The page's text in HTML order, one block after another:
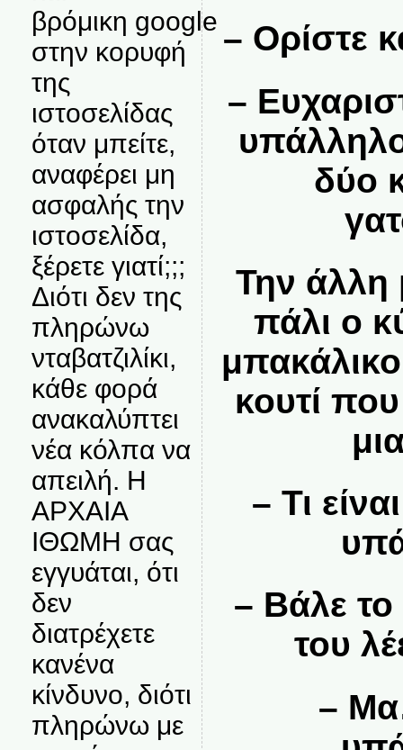
βρόμικη google
στην κορυφή
της
ιστοσελίδας
όταν μπείτε,
αναφέρει μη
ασφαλής την
ιστοσελίδα,
ξέρετε γιατί;;;
Διότι δεν της
πληρώνω
νταβατζιλίκι,
κάθε φορά
ανακαλύπτει
νέα κόλπα να
απειλή. Η
ΑΡΧΑΙΑ
ΙΘΩΜΗ σας
εγγυάται, ότι
δεν
διατρέχετε
κανένα
κίνδυνο, διότι
πληρώνω με
– Ορίστε
–
δύο
Την άλλη
πάλι ο
κουτί
– Τι
– Βάλε
του
–